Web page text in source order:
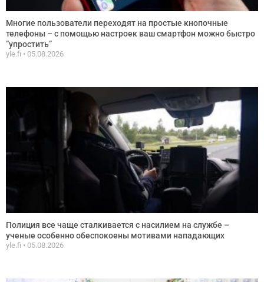
Многие пользователи переходят на простые кнопочные
телефоны – с помощью настроек ваш смартфон можно быстро
”упростить”
yle.fi 05.08.2026
Полиция все чаще сталкивается с насилием на службе –
ученые особенно обеспокоены мотивами нападающих
yle.fi 05.08.2026